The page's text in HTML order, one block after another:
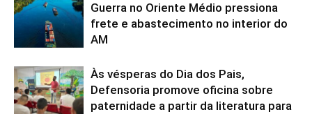
Guerra no Oriente Médio pressiona
frete e abastecimento no interior do
AM
Às vésperas do Dia dos Pais,
Defensoria promove oficina sobre
paternidade a partir da literatura para